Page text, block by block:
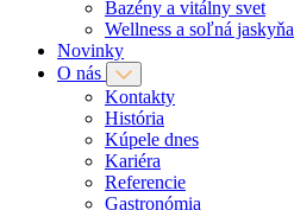
Bazény a vitálny svet
Wellness a soľná jaskyňa
Novinky
O nás
Kontakty
História
Kúpele dnes
Kariéra
Referencie
Gastronómia